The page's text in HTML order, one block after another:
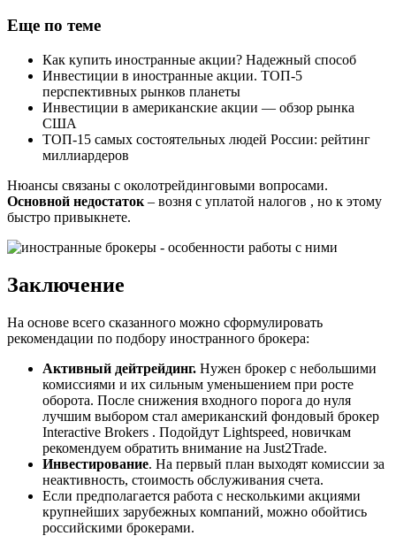
Еще по теме
Как купить иностранные акции? Надежный способ
Инвестиции в иностранные акции. ТОП-5
перспективных рынков планеты
Инвестиции в американские акции — обзор рынка
США
ТОП-15 самых состоятельных людей России: рейтинг
миллиардеров
Нюансы связаны с околотрейдинговыми вопросами.
Основной недостаток – возня с уплатой налогов , но к этому
быстро привыкнете.
Заключение
На основе всего сказанного можно сформулировать
рекомендации по подбору иностранного брокера:
Активный дейтрейдинг. Нужен брокер с небольшими
комиссиями и их сильным уменьшением при росте
оборота. После снижения входного порога до нуля
лучшим выбором стал американский фондовый брокер
Interactive Brokers . Подойдут Lightspeed, новичкам
рекомендуем обратить внимание на Just2Trade.
Инвестирование. На первый план выходят комиссии за
неактивность, стоимость обслуживания счета.
Если предполагается работа с несколькими акциями
крупнейших зарубежных компаний, можно обойтись
российскими брокерами.